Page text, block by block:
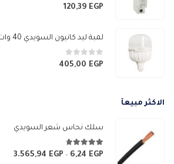
4.33 من 5
120,39 EGP
لمبة ليد كانيون السويدي 40 وات وورم
0من 5405,00 EGP
الاكثر مبيعآ
سلك نحاس شعر السويدي
4.67 من 5
6,24 EGP
–
3.565,94 EGP
نطاق